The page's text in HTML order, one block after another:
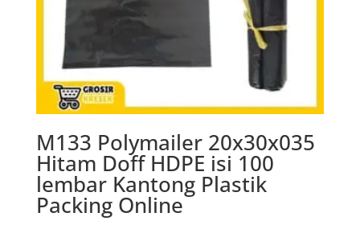
M133 Polymailer 20x30x035
Hitam Doff HDPE isi 100
lembar Kantong Plastik
Packing Online